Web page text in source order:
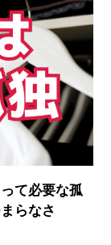
て必要な孤
らなさ